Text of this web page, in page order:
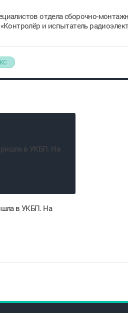
отдела сборочно-
и испытатель
в УКБП. На